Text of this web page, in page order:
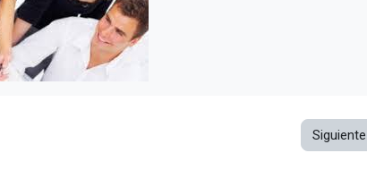
Siguiente